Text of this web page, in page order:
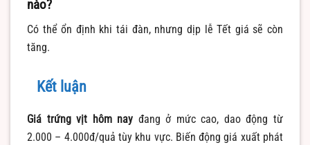
nào?
Có thể ổn định khi tái đàn, nhưng dịp lễ Tết giá sẽ còn
tăng.
Kết luận
Giá trứng vịt hôm nay đang ở mức cao, dao động từ
2.000 – 4.000đ/quả tùy khu vực. Biến động giá xuất phát